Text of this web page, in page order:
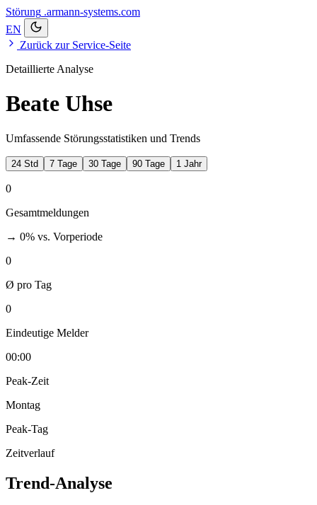
Störung .armann-systems.com
EN
Zurück zur Service-Seite
Detaillierte Analyse
Beate Uhse
Umfassende Störungsstatistiken und Trends
24 Std 7 Tage 30 Tage 90 Tage 1 Jahr
0
Gesamtmeldungen
→ 0% vs. Vorperiode
0
Ø pro Tag
0
Eindeutige Melder
00:00
Peak-Zeit
Montag
Peak-Tag
Zeitverlauf
Trend-Analyse